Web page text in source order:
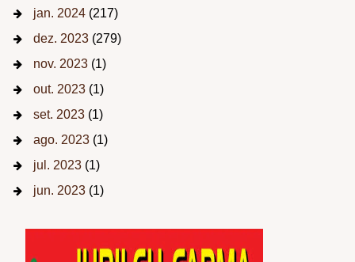
jan. 2024 (217)
dez. 2023 (279)
nov. 2023 (1)
out. 2023 (1)
set. 2023 (1)
ago. 2023 (1)
jul. 2023 (1)
jun. 2023 (1)